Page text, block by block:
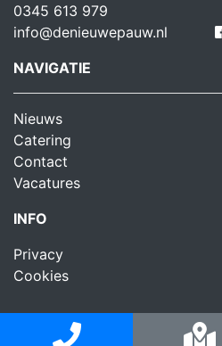
0345 613 979
info@denieuwepauw.nl
NAVIGATIE
Nieuws
Catering
Contact
Vacatures
INFO
Privacy
Cookies